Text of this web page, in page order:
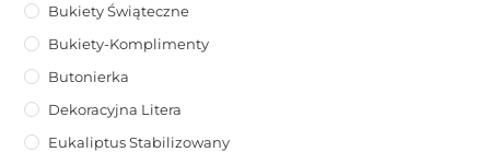
Bukiety Świąteczne
Bukiety-Komplimenty
Butonierka
Dekoracyjna Litera
Eukaliptus Stabilizowany